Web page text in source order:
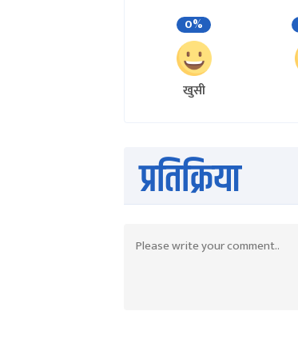
0%
खुसी
प्रतिक्रिया